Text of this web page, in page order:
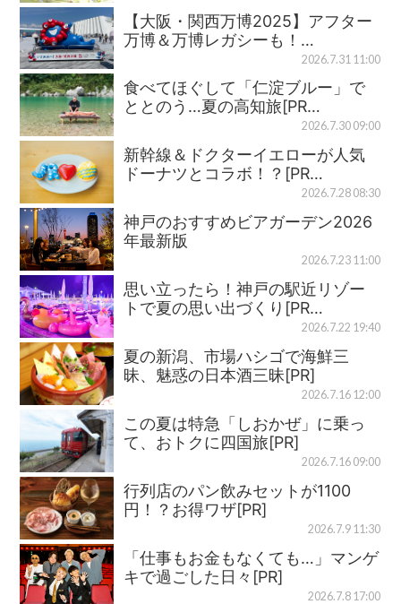
【大阪・関西万博2025】アフター
万博＆万博レガシーも！…
2026.7.31 11:00
食べてほぐして「仁淀ブルー」で
ととのう…夏の高知旅[PR…
2026.7.30 09:00
新幹線＆ドクターイエローが人気
ドーナツとコラボ！？[PR…
2026.7.28 08:30
神戸のおすすめビアガーデン2026
年最新版
2026.7.23 11:00
思い立ったら！神戸の駅近リゾー
トで夏の思い出づくり[PR…
2026.7.22 19:40
夏の新潟、市場ハシゴで海鮮三
昧、魅惑の日本酒三昧[PR]
2026.7.16 12:00
この夏は特急「しおかぜ」に乗っ
て、おトクに四国旅[PR]
2026.7.16 09:00
行列店のパン飲みセットが1100
円！？お得ワザ[PR]
2026.7.9 11:30
「仕事もお金もなくても…」マンゲ
キで過ごした日々[PR]
2026.7.8 17:00